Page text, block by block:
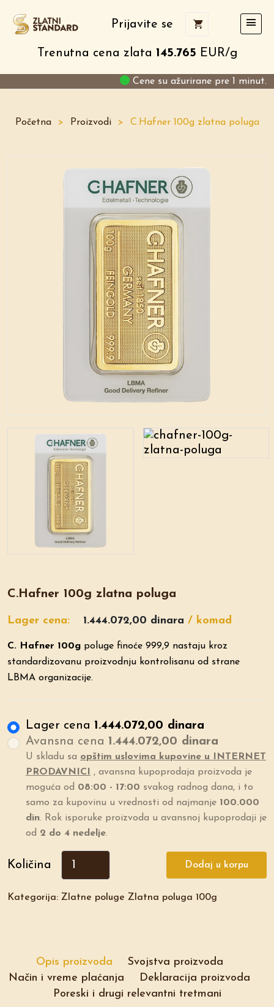
Prijavite se
Trenutna cena zlata 145.765 EUR/g
Cene su ažurirane pre 1 minut.
Početna > Proizvodi > C.Hafner 100g zlatna poluga
C.Hafner 100g zlatna poluga
Lager cena: 1.444.072,00 dinara / komad
C. Hafner 100g poluge finoće 999,9 nastaju kroz
standardizovanu proizvodnju kontrolisanu od strane
LBMA organizacije.
Lager cena 1.444.072,00 dinara
Avansna cena 1.444.072,00 dinara
U skladu sa opštim uslovima kupovine u INTERNET
PRODAVNICI
, avansna kupoprodaja proizvoda je
moguća od 08:00 - 17:00 svakog radnog dana, i to
samo za kupovinu u vrednosti od najmanje 100.000
din. Rok isporuke proizvoda u avansnoj kupoprodaji je
od 2 do 4 nedelje.
Količina Dodaj u korpu
Kategorija: Zlatne poluge Zlatna poluga 100g
Opis proizvoda
Svojstva proizvoda
Način i vreme plaćanja
Deklaracija proizvoda
Poreski i drugi relevantni tretmani